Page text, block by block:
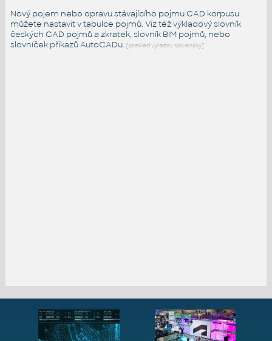
Nový pojem nebo opravu stávajícího pojmu CAD korpusu
můžete nastavit v tabulce pojmů. Viz téžvýkladový slovník
českých CAD pojmů a zkratek,slovník BIM pojmů, nebo
slovníček příkazů AutoCADu. [preklad vyrazov slovensky]